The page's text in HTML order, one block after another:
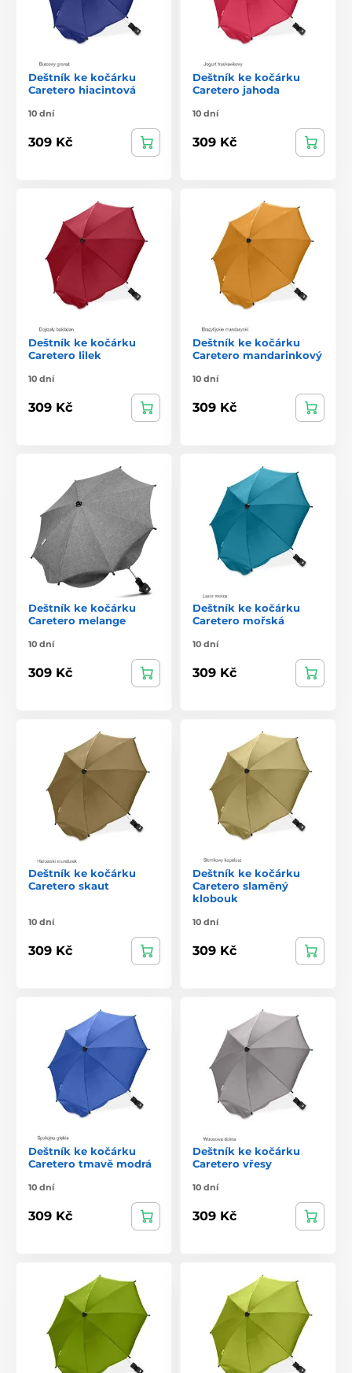
Deštník ke kočárku
Caretero hiacintová
10 dní
309 Kč
Deštník ke kočárku
Caretero jahoda
10 dní
309 Kč
Deštník ke kočárku
Caretero lilek
10 dní
309 Kč
Deštník ke kočárku
Caretero mandarinkový
10 dní
309 Kč
Deštník ke kočárku
Caretero melange
10 dní
309 Kč
Deštník ke kočárku
Caretero mořská
10 dní
309 Kč
Deštník ke kočárku
Caretero skaut
10 dní
309 Kč
Deštník ke kočárku
Caretero slaměný
klobouk
10 dní
309 Kč
Deštník ke kočárku
Caretero tmavě modrá
10 dní
309 Kč
Deštník ke kočárku
Caretero vřesy
10 dní
309 Kč